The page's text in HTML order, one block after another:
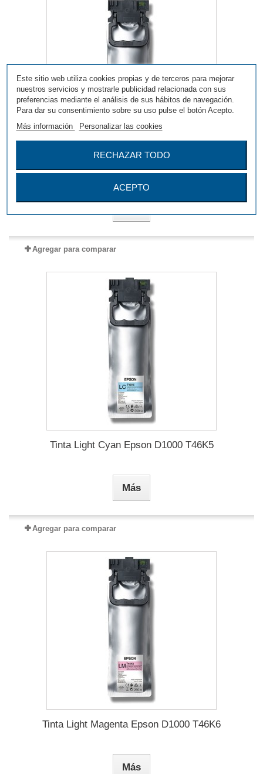
Este sitio web utiliza cookies propias y de terceros para mejorar
nuestros servicios y mostrarle publicidad relacionada con sus
preferencias mediante el análisis de sus hábitos de navegación.
Para dar su consentimiento sobre su uso pulse el botón Acepto.
Más información
Personalizar las cookies
RECHAZAR TODO
ACEPTO
Agregar para comparar
Tinta Light Cyan Epson D1000 T46K5
Más
Agregar para comparar
Tinta Light Magenta Epson D1000 T46K6
Más